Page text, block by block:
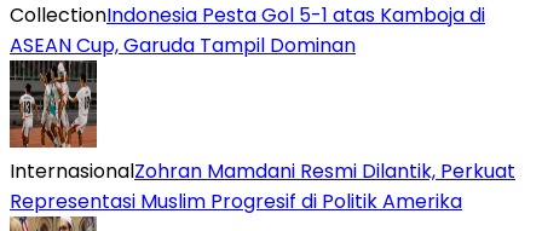
CollectionIndonesia Pesta Gol 5-1 atas Kamboja di
ASEAN Cup, Garuda Tampil Dominan
InternasionalZohran Mamdani Resmi Dilantik, Perkuat
Representasi Muslim Progresif di Politik Amerika